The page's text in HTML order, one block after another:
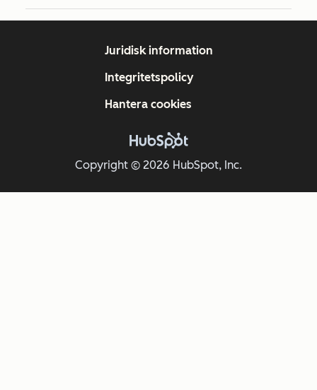
Copyright © 2026 HubSpot, Inc.
Juridisk information
Integritetspolicy
Hantera cookies